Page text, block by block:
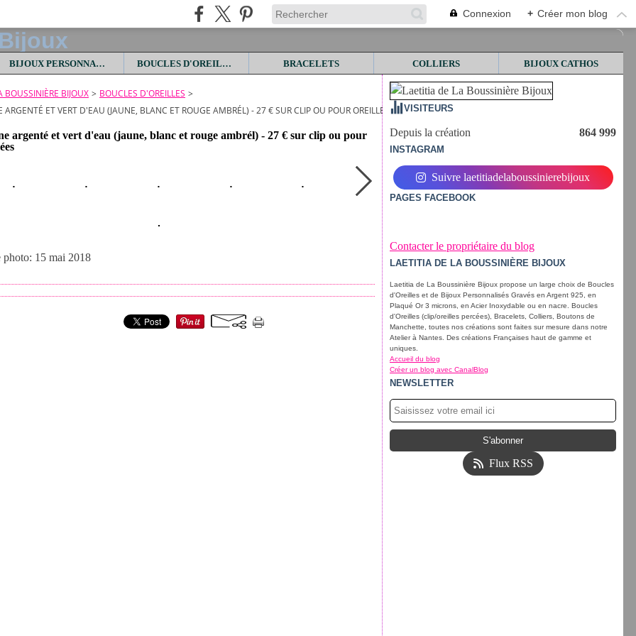
Connexion + Créer mon blog
BIJOUX PERSONNALISES BOUCLES D'OREILLES BRACELETS COLLIERS BIJOUX CATHOS
BOUSSINIÈRE BIJOUX > BOUCLES D'OREILLES >
ARGENTÉ ET VERT D'EAU (JAUNE, BLANC ET ROUGE AMBRÉL) - 27 € SUR CLIP OU POUR OREILLES PERCÉES
argenté et vert d'eau (jaune, blanc et rouge ambrél) - 27 € sur clip ou pour
photo: 15 mai 2018
VISITEURS
Depuis la création 864 999
INSTAGRAM
Suivre laetitiadelaboussinierebijoux
PAGES FACEBOOK
Contacter le propriétaire du blog
LAETITIA DE LA BOUSSINIÈRE BIJOUX
Laetitia de La Boussinière Bijoux propose un large choix de Boucles
d'Oreilles et de Bijoux Personnalisés Gravés en Argent 925, en
Plaqué Or 3 microns, en Acier Inoxydable ou en nacre. Boucles
d'Oreilles (clip/oreilles percées), Bracelets, Colliers, Boutons de
Manchette, toutes nos créations sont faites sur mesure dans notre
Atelier à Nantes. Des créations Françaises haut de gamme et
uniques.
Accueil du blog
Créer un blog avec CanalBlog
NEWSLETTER
Flux RSS